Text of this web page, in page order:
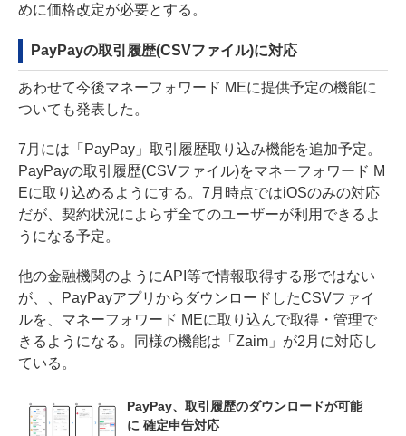
めに価格改定が必要とする。
PayPayの取引履歴(CSVファイル)に対応
あわせて今後マネーフォワード MEに提供予定の機能に
ついても発表した。
7月には「PayPay」取引履歴取り込み機能を追加予定。
PayPayの取引履歴(CSVファイル)をマネーフォワード M
Eに取り込めるようにする。7月時点ではiOSのみの対応
だが、契約状況によらず全てのユーザーが利用できるよ
うになる予定。
他の金融機関のようにAPI等で情報取得する形ではない
が、、PayPayアプリからダウンロードしたCSVファイ
ルを、マネーフォワード MEに取り込んで取得・管理で
きるようになる。同様の機能は「Zaim」が2月に対応し
ている。
PayPay、取引履歴のダウンロードが可能
に 確定申告対応